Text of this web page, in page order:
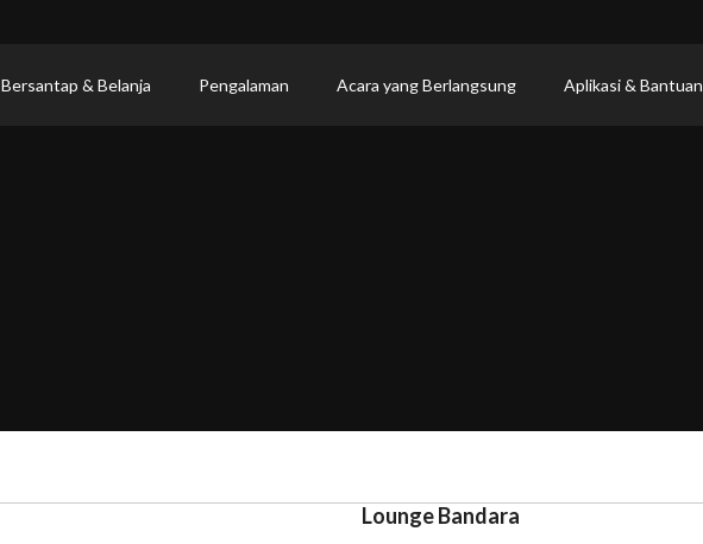
Bersantap & Belanja Pengalaman Acara yang Berlangsung Aplikasi & Bantuan
Lounge Bandara